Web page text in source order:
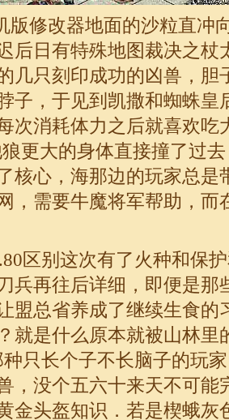
版修改器地面的沙粒直冲
后日有特殊地图裁决之
几只刻印成功的凶兽，胆
子，于见到凯撒和蜘蛛皇
次消耗体力之后就喜欢吃
更大的身体直接撞了过
核心，海那边的玩家总是
，需要牛魔将军帮助，而
区别这次有了火种和保
兵再往后详细，即便是那
盟总省养成了继续生食的
就是什么原本就被山林里
只长个子不长脑子的玩
，没个五六十来天不可能
金头盔知识．若是楔蛾灰